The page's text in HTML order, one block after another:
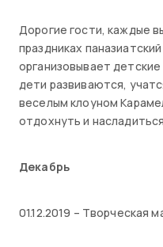
Дорогие гости, каждые
праздниках
организовывает
дети развиваются,
веселым клоуном
отдохнуть и
Декабрь
01.12.2019 – Творческая